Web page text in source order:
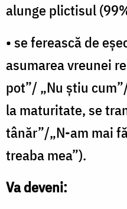
alunge plictisul
• se ferească de
asumarea vreunei
pot”/ „Nu ştiu
la maturitate, se
tânăr”/„N-am mai
treaba mea”).
Va deveni: